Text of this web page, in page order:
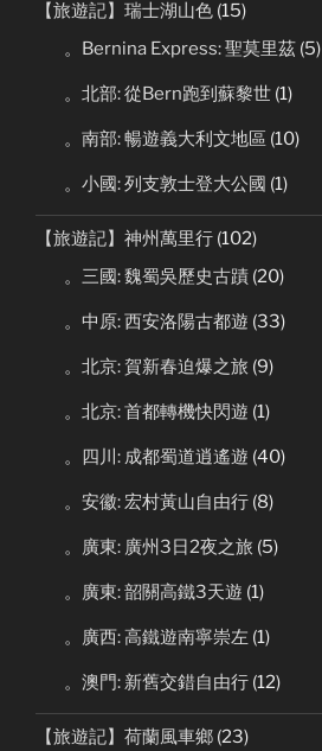
【旅遊記】瑞士湖山色 (15)
。Bernina Express: 聖莫里茲 (5)
。北部: 從Bern跑到蘇黎世 (1)
。南部: 暢遊義大利文地區 (10)
。小國: 列支敦士登大公國 (1)
【旅遊記】神州萬里行 (102)
。三國: 魏蜀吳歷史古蹟 (20)
。中原: 西安洛陽古都遊 (33)
。北京: 賀新春迫爆之旅 (9)
。北京: 首都轉機快閃遊 (1)
。四川: 成都蜀道逍遙遊 (40)
。安徽: 宏村黃山自由行 (8)
。廣東: 廣州3日2夜之旅 (5)
。廣東: 韶關高鐵3天遊 (1)
。廣西: 高鐵遊南寧崇左 (1)
。澳門: 新舊交錯自由行 (12)
【旅遊記】荷蘭風車鄉 (23)